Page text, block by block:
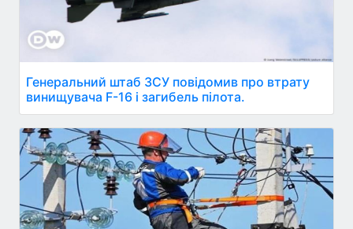
Генеральний штаб ЗСУ повідомив про втрату
винищувача F-16 і загибель пілота.